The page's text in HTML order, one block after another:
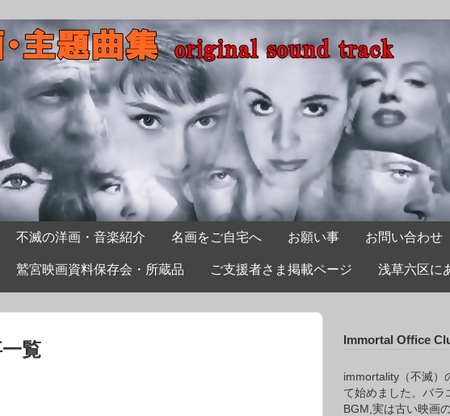
不滅の洋画・音楽紹介 名画をご自宅へ お願い事 お問い合わせ
鷲宮映画資料保存会・所蔵品 ご支援者さま掲載ページ 浅草六区に
覧 Immortal Office
immortality（不滅）
て始めました。バラ
BGM,実は古い映画